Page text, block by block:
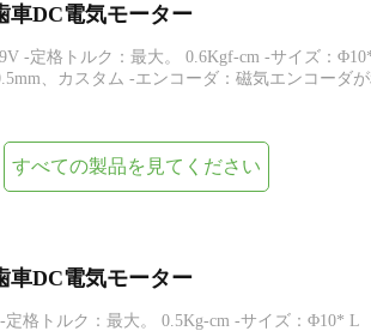
車DC電気モーター
-定格トルク：最大。 0.6Kgf-cm -サイズ：
、カスタム -エンコーダ：磁気エンコーダ
すべての製品を見てください
車DC電気モーター
格トルク：最大。 0.5Kg-cm -サイズ：Φ10* L